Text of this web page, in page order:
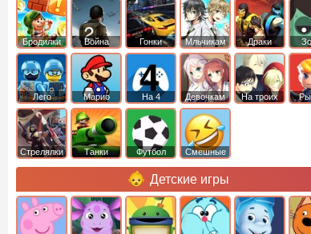
Бродилки Война Гонки Мльчикам Драки
Лего Марио На 4 Девочкам На троих
Стрелялки Танки Футбол Смешные
Детские игры